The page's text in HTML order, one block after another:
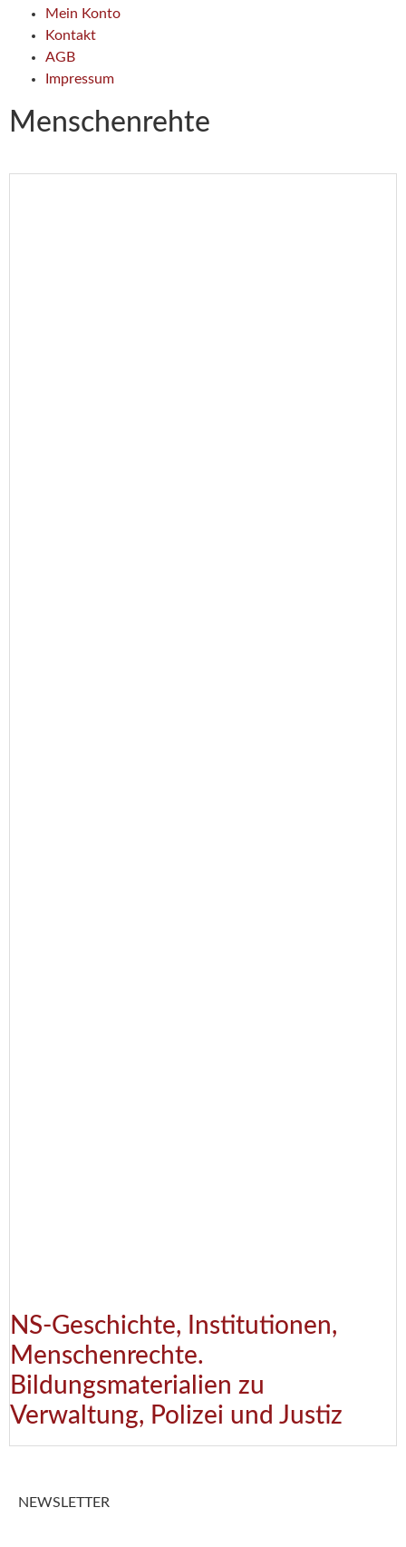
Mein Konto
Kontakt
AGB
Impressum
Menschenrehte
NS-Geschichte, Institutionen,
Menschenrechte.
Bildungsmaterialien zu
Verwaltung, Polizei und Justiz
NEWSLETTER